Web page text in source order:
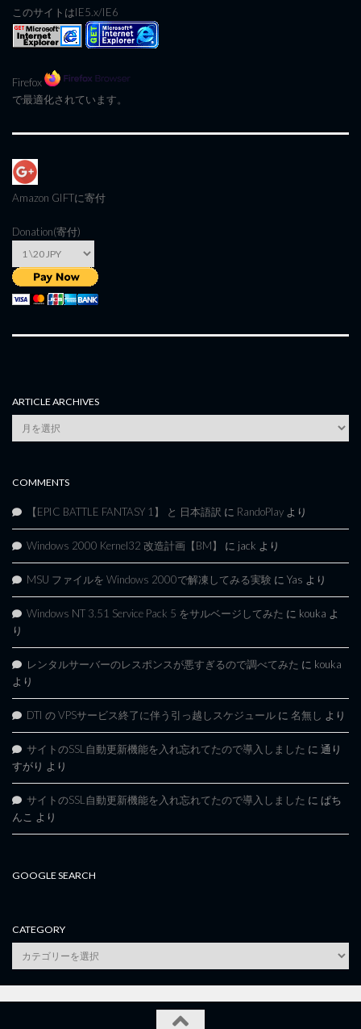
このサイトはIE5.x/IE6
Firefox
で最適化されています。
Amazon GIFTに寄付
Donation(寄付)
ARTICLE ARCHIVES
Article
Archives
COMMENTS
【EPIC BATTLE FANTASY 1】 と 日本語訳 に RandoPlay より
Windows 2000 Kernel32 改造計画【BM】 に jack より
MSU ファイルを Windows 2000で解凍してみる実験 に Yas より
Windows NT 3.51 Service Pack 5 をサルベージしてみた に kouka よ
り
レンタルサーバーのレスポンスが悪すぎるので調べてみた に kouka
より
DTI の VPSサービス終了に伴う引っ越しスケジュール に 名無し より
サイトのSSL自動更新機能を入れ忘れてたので導入しました に 通り
すがり より
サイトのSSL自動更新機能を入れ忘れてたので導入しました に ぱち
んこ より
GOOGLE SEARCH
CATEGORY
category